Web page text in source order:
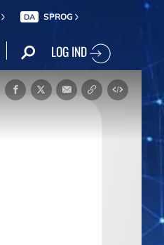
DA SPROG
LOG IND